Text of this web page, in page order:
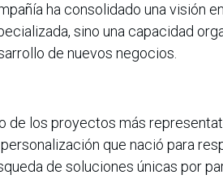
ha consolidado una visión
sino una capacidad
de nuevos negocios.
de los proyectos más
que nació para
de soluciones únicas por